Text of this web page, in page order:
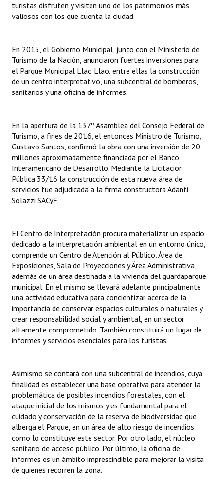
turistas disfruten y visiten uno de los patrimonios más
valiosos con los que cuenta la ciudad.
En 2015, el Gobierno Municipal, junto con el Ministerio de
Turismo de la Nación, anunciaron fuertes inversiones para
el Parque Municipal Llao Llao, entre ellas la construcción
de un centro interpretativo, una subcentral de bomberos,
sanitarios y una oficina de informes.
En la apertura de la 137º Asamblea del Consejo Federal de
Turismo, a fines de 2016, el entonces Ministro de Turismo,
Gustavo Santos, confirmó la obra con una inversión de 20
millones aproximadamente financiada por el Banco
Interamericano de Desarrollo. Mediante la Licitación
Pública 33/16 la construcción de esta nueva área de
servicios fue adjudicada a la firma constructora Adanti
Solazzi SACyF.
El Centro de Interpretación procura materializar un espacio
dedicado a la interpretación ambiental en un entorno único,
comprende un Centro de Atención al Público, Área de
Exposiciones, Sala de Proyecciones y Área Administrativa,
además de un área destinada a la vivienda del guardaparque
municipal. En el mismo se llevará adelante principalmente
una actividad educativa para concientizar acerca de la
importancia de conservar espacios culturales o naturales y
crear responsabilidad social y ambiental, en un sector
altamente comprometido. También constituirá un lugar de
informes y servicios esenciales para los turistas.
Asimismo se contará con una subcentral de incendios, cuya
finalidad es establecer una base operativa para atender la
problemática de posibles incendios forestales, con el
ataque inicial de los mismos y es fundamental para el
cuidado y conservación de la reserva de biodiversidad que
alberga el Parque, en un área de alto riesgo de incendios
como lo constituye este sector. Por otro lado, el núcleo
sanitario de acceso público. Por último, la oficina de
informes es un ámbito imprescindible para mejorar la visita
de quienes recorren la zona.